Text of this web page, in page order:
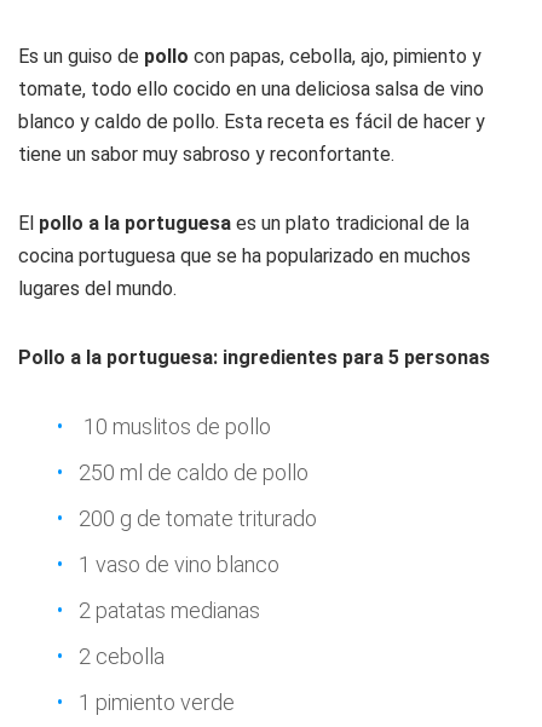
Es un guiso de pollo con papas, cebolla, ajo, pimiento y
tomate, todo ello cocido en una deliciosa salsa de vino
blanco y caldo de pollo. Esta receta es fácil de hacer y
tiene un sabor muy sabroso y reconfortante.
El pollo a la portuguesa es un plato tradicional de la
cocina portuguesa que se ha popularizado en muchos
lugares del mundo.
Pollo a la portuguesa: ingredientes para 5 personas
10 muslitos de pollo
250 ml de caldo de pollo
200 g de tomate triturado
1 vaso de vino blanco
2 patatas medianas
2 cebolla
1 pimiento verde